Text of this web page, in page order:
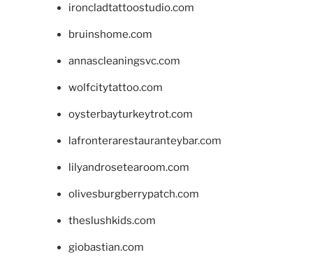
ironcladtattoostudio.com
bruinshome.com
annascleaningsvc.com
wolfcitytattoo.com
oysterbayturkeytrot.com
lafronterarestauranteybar.com
lilyandrosetearoom.com
olivesburgberrypatch.com
theslushkids.com
giobastian.com